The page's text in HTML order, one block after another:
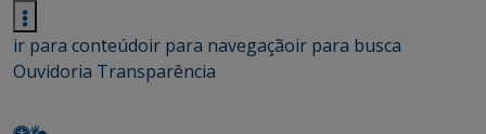
ir para conteúdoir para navegaçãoir para busca
Ouvidoria Transparência